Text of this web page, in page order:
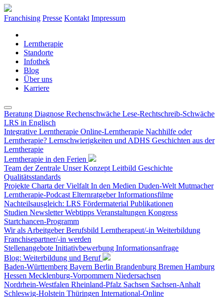
Franchising Presse Kontakt Impressum
Lerntherapie
Standorte
Infothek
Blog
Über uns
Karriere
Beratung Diagnose Rechenschwäche Lese-Rechtschreib-Schwäche
LRS in Englisch
Integrative Lerntherapie Online-Lerntherapie Nachhilfe oder
Lerntherapie? Lernschwierigkeiten und ADHS Geschichten aus der
Lerntherapie
Lerntherapie in den Ferien
Team der Zentrale Unser Konzept Leitbild Geschichte
Qualitätsstandards
Projekte Charta der Vielfalt In den Medien Duden-Welt Mutmacher
Lerntherapie-Podcast ElternratgeberInformationsfilme
Nachteilsausgleich: LRS Fördermaterial Publikationen
Studien NewsletterWebtipps Veranstaltungen Kongress
Startchancen-Programm
Wir als ArbeitgeberBerufsbild Lerntherapeut/-in Weiterbildung
Franchisepartner/-in werden
Stellenangebote Initiativbewerbung Informationsanfrage
Blog: Weiterbildung und Beruf
Baden-Württemberg Bayern Berlin Brandenburg Bremen Hamburg
Hessen Mecklenburg-Vorpommern Niedersachsen
Nordrhein-Westfalen Rheinland-Pfalz Sachsen Sachsen-Anhalt
Schleswig-Holstein Thüringen International-Online